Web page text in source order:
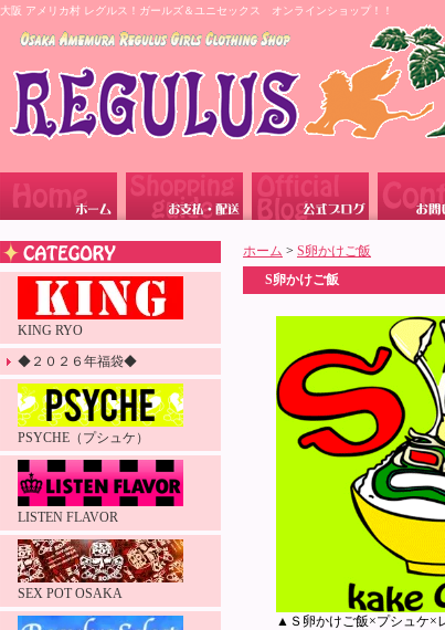
大阪 アメリカ村 レグルス！ガールズ＆ユニセックス オンラインショップ！！
KING RYO
◆２０２６年福袋◆
PSYCHE（プシュケ）
LISTEN FLAVOR
SEX POT OSAKA
ホーム > S卵かけご飯
S卵かけご飯
▲Ｓ卵かけご飯×プシュケ×